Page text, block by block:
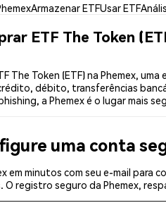
Armazenar ETFUsar ETF
ETF The Token
The Token (ETF) na Phemex,
débito, transferências
a Phemex é o lugar mais
uma conta
em minutos com seu e-mail para
O registro seguro da Phemex,